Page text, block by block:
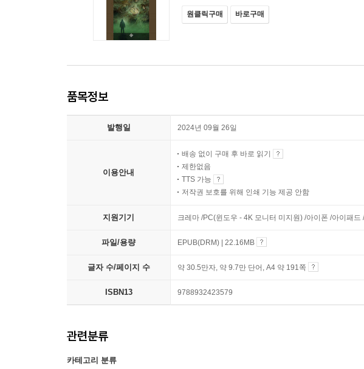
원클릭구매 바로구매
품목정보
발행일 2024년 09월 26일
이용안내
배송 없이 구매 후 바로 읽기
제한없음
TTS 가능
저작권 보호를 위해 인쇄 기능 제공 안함
지원기기 크레마 /PC(윈도우 - 4K 모니터 미지원) /아이폰 /아이패
파일/용량 EPUB(DRM) | 22.16MB
글자 수/페이지 수 약 30.5만자, 약 9.7만 단어, A4 약 191쪽
ISBN13 9788932423579
관련분류
카테고리 분류